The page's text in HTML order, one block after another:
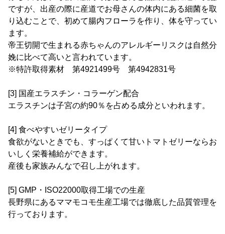
ですが、出産の際に産道でお母さんの体内にある細菌を取
り込むことで、初めて腸内フローラを作り、体を守ってい
ます。
帝王切開で生まれる赤ちゃんのアレルギーリスクは自然分
娩に比べて高いと言われています。
※特許取得素材 第4921499号 第4942831号
[3] 国産エラスチン・コラーゲン配合
エラスチンは子宮の約90％を占める成分といわれます。
[4] 食べやすいゼリータイプ
食欲がないときでも、すっぱくて甘いトマトゼリーならお
いしく栄養補給ができます。
産後も家族みんなで召し上がれます。
[5] GMP・ISO22000取得工場での生産
長野県にあるママモコモ生産工場では徹底した品質管理を
行っております。